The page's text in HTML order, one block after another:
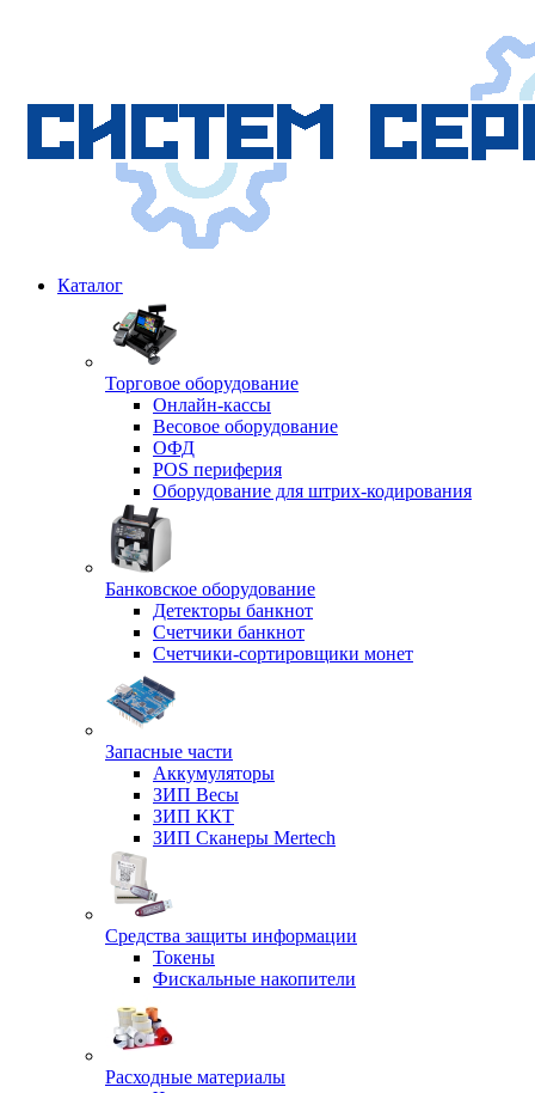
Каталог
Торговое оборудование
Онлайн-кассы
Весовое оборудование
ОФД
POS периферия
Оборудование для штрих-кодирования
Банковское оборудование
Детекторы банкнот
Счетчики банкнот
Счетчики-сортировщики монет
Запасные части
Аккумуляторы
ЗИП Весы
ЗИП ККТ
ЗИП Сканеры Mertech
Средства защиты информации
Токены
Фискальные накопители
Расходные материалы